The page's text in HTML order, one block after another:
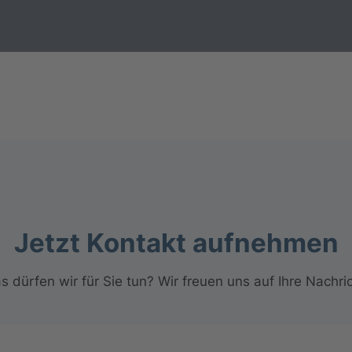
Jetzt Kontakt aufnehmen
dürfen wir für Sie tun? Wir freuen uns auf Ihre